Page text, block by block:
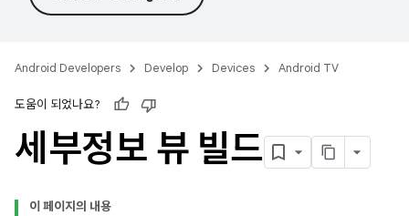
Android Developers Develop Devices Android TV
도움이 되었나요?
세부정보 뷰 빌드
이 페이지의 내용